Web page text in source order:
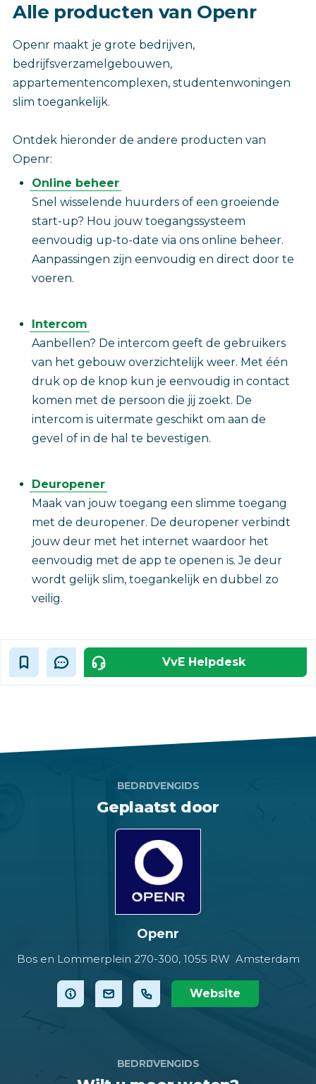
Alle producten van Openr
Openr maakt je grote bedrijven,
bedrijfsverzamelgebouwen,
appartementencomplexen, studentenwoningen
slim toegankelijk.
Ontdek hieronder de andere producten van
Openr:
Online beheer
Snel wisselende huurders of een groeiende
start-up? Hou jouw toegangssysteem
eenvoudig up-to-date via ons online beheer.
Aanpassingen zijn eenvoudig en direct door te
voeren.
Intercom
Aanbellen? De intercom geeft de gebruikers
van het gebouw overzichtelijk weer. Met één
druk op de knop kun je eenvoudig in contact
komen met de persoon die jij zoekt. De
intercom is uitermate geschikt om aan de
gevel of in de hal te bevestigen.
Deuropener
Maak van jouw toegang een slimme toegang
met de deuropener. De deuropener verbindt
jouw deur met het internet waardoor het
eenvoudig met de app te openen is. Je deur
wordt gelijk slim, toegankelijk en dubbel zo
veilig.
VvE Helpdesk
BEDRIJVENGIDS
Geplaatst door
Openr
Bos en Lommerplein 270-300, 1055 RW Amsterdam
Website
BEDRIJVENGIDS